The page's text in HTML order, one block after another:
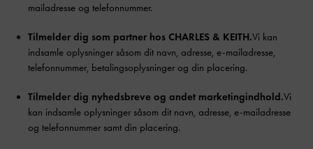
mailadresse og telefonnummer.
Tilmelder dig som partner hos CHARLES & KEITH.Vi kan
indsamle oplysninger såsom dit navn, adresse, e-mailadresse,
telefonnummer, betalingsoplysninger og din placering.
Tilmelder dig nyhedsbreve og andet marketingindhold.Vi
kan indsamle oplysninger såsom dit navn, adresse, e-mailadresse
og telefonnummer samt din placering.